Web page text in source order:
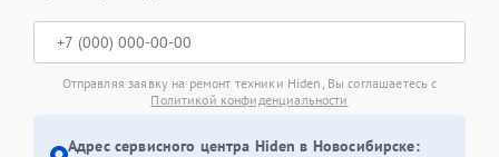
Отправляя заявку на ремонт техники Hiden, Вы соглашаетесь с
Политикой конфиденциальности
Адрес сервисного центра Hiden в Новосибирске: